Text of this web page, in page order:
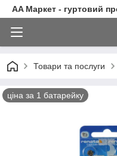
AA Маркет - гуртовий
Товари та послуги
ціна за 1 батарейку